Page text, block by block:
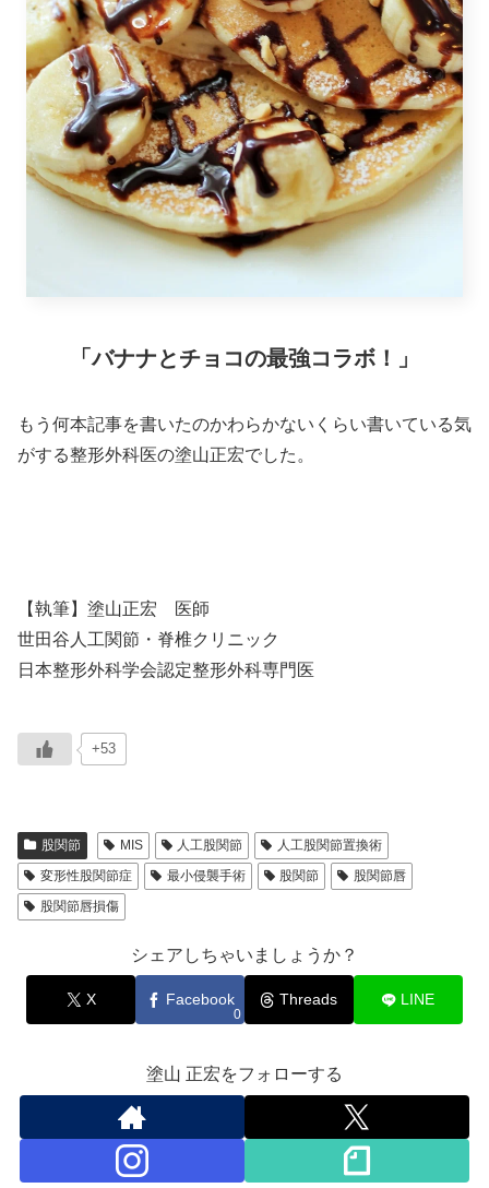
「バナナとチョコの最強コラボ！」
もう何本記事を書いたのかわらかないくらい書いている気
がする整形外科医の塗山正宏でした。
【執筆】塗山正宏 医師
世田谷人工関節・脊椎クリニック
日本整形外科学会認定整形外科専門医
+53
股関節 MIS 人工股関節
人工股関節置換術
変形性股関節症
最小侵襲手術 股関節
股関節唇
股関節唇損傷
シェアしちゃいましょうか？
X Facebook
0
Threads LINE
塗山 正宏をフォローする